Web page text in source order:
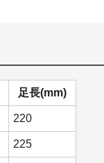
足長(mm)
220
225